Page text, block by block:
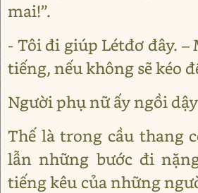
mai!”.
- Tôi đi giúp Létđơ đây.
tiếng, nếu không sẽ kéo
Người phụ nữ ấy ngồi
Thế là trong cầu thang
lẫn những bước đi
tiếng kêu của những